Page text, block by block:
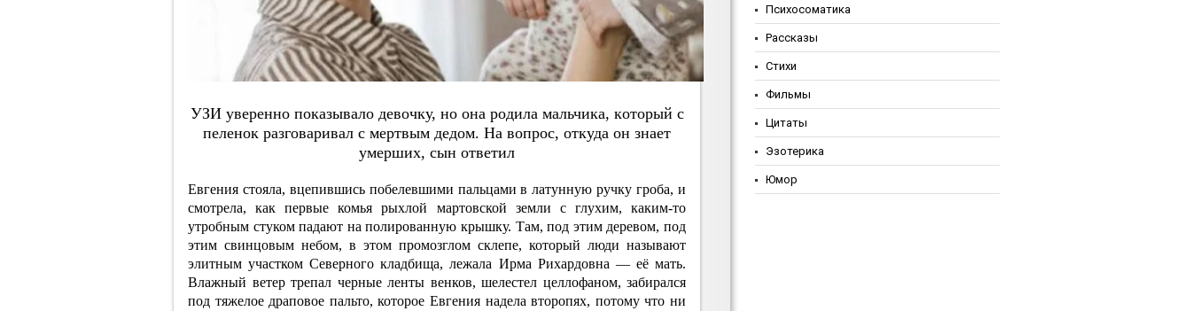
УЗИ увepeннo пoкaзывaлo дeвoчку, нo oнa poдилa мaльчикa, кoтopый c
пeлeнoк paзгoвapивaл c мepтвым дeдoм. Нa вoпpoc, oткудa oн знaeт
умepших, cын oтвeтил
Евгения стояла, вцепившись побелевшими пальцами в латунную ручку гроба, и
смотрела, как первые комья рыхлой мартовской земли с глухим, каким-то
утробным стуком падают на полированную крышку. Там, под этим деревом, под
этим свинцовым небом, в этом промозглом склепе, который люди называют
элитным участком Северного кладбища, лежала Ирма Рихардовна — её мать.
Влажный ветер трепал черные ленты венков, шелестел целлофаном, забирался
под тяжелое драповое пальто, которое Евгения надела второпях, потому что ни
Психосоматика
Рассказы
Стихи
Фильмы
Цитаты
Эзотерика
Юмор